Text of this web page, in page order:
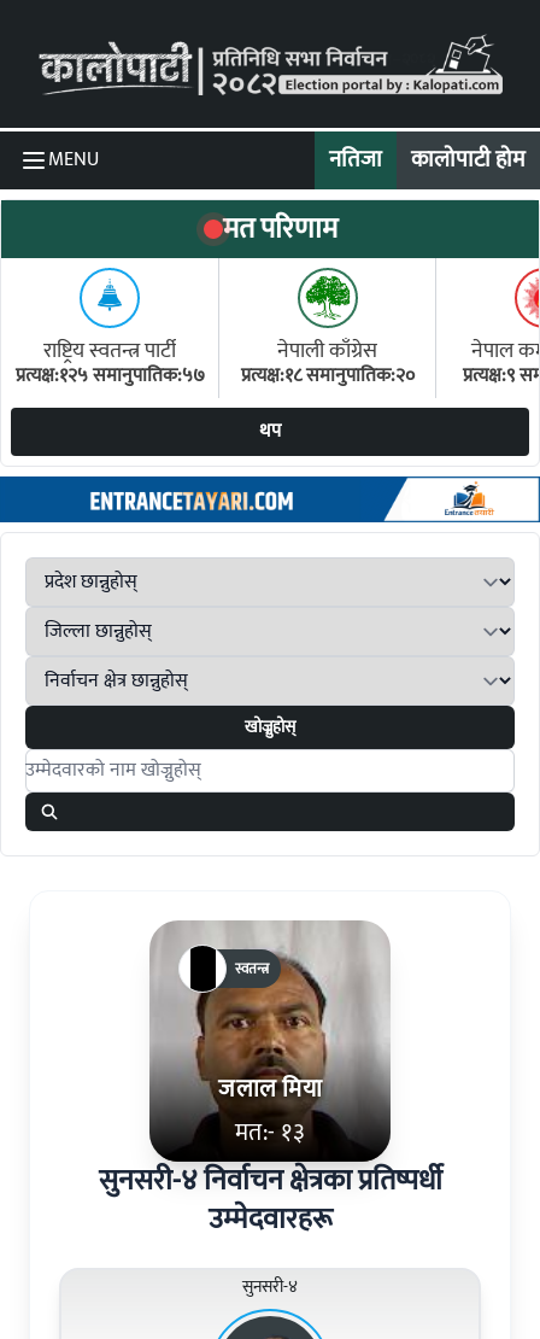
MENU नतिजा कालोपाटी होम
मत परिणाम
राष्ट्रिय स्वतन्त्र पार्टी
प्रत्यक्ष:१२५ समानुपातिक:५७
नेपाली काँग्रेस
प्रत्यक्ष:१८ समानुपातिक:२०
नेपाल
प्रत्यक्ष:९
थप
खोज्नुहोस्
Search candidates
जलाल मिया
मत:- १३
स्वतन्त्र
सुनसरी-४ निर्वाचन क्षेत्रका प्रतिष्पर्धी
उम्मेदवारहरू
सुनसरी-४